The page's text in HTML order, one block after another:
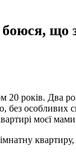
що
років. Два
без особливих
моєї
квартиру,